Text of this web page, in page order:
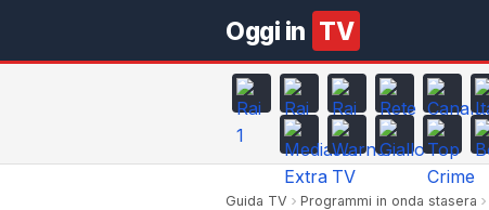
Oggi in TV
Guida TV Programmi in onda stasera